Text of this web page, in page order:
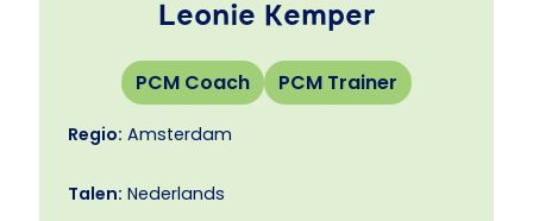
Leonie Kemper
PCM Coach PCM Trainer
Regio: Amsterdam
Talen: Nederlands